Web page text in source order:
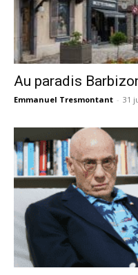
Au paradis
Emmanuel Tresmontant - 31